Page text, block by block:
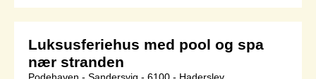
Luksusferiehus med pool og spa
nær stranden